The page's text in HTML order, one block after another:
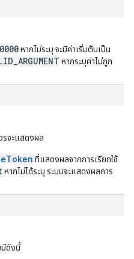
หากไม่ระบุ จะมีค่าเริ่มต้นเป็น
หากระบุค่าไม่ถูก
รจะแสดงผล
ที่แสดงผลจากการเรียกใช้
หากไม่ได้ระบุ ระบบจะแสดงผลการ
มีดังนี้